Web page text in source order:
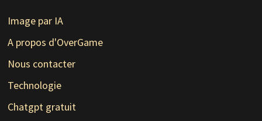
Image par IA
A propos d'OverGame
Nous contacter
Technologie
Chatgpt gratuit